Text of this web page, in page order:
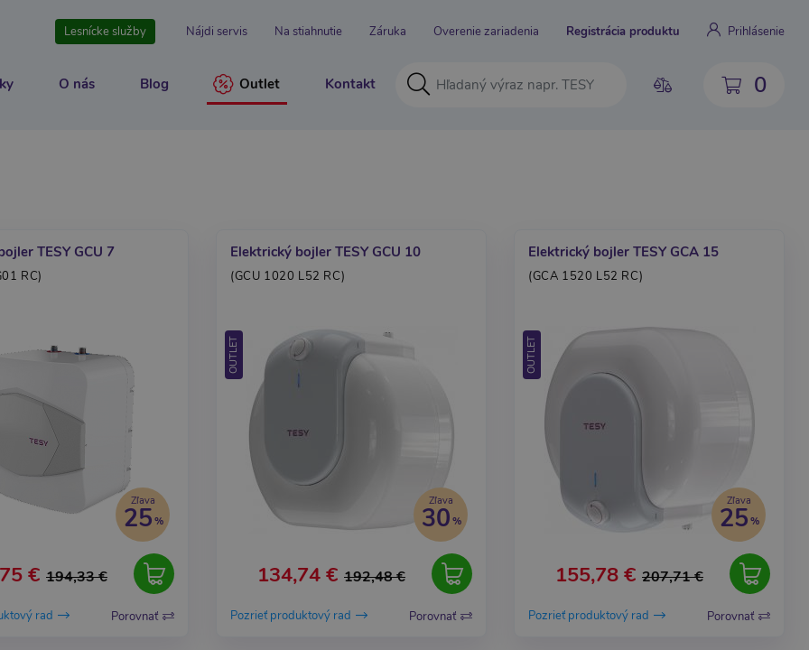
Lesnícke služby Nájdi servis Na stiahnutie Záruka Overenie zariadenia Registrácia produktu Prihlásenie
O nás Blog Outlet Kontakt 0
TESY GCU 7
RC)
Zľava
25
€ 194,33 €
rad Porovnať
Elektrický bojler TESY GCU 10
(GCU 1020 L52 RC)
OUTLET
Zľava
30
134,74 € 192,48 €
Pozrieť produktový rad Porovnať
Elektrický bojler TESY GCA 15
(GCA 1520 L52 RC)
OUTLET
Zľava
25
155,78 € 207,71 €
Pozrieť produktový rad Porovnať